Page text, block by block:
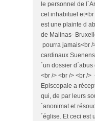
le personnel de
cet inhabituel
est une plainte d
de Malinas-
pourra jamais<br
cardinaux
´un dossier
<br /> <br /> <br />
Episcopale a
qui, de par leurs
´anonimat et
´église. Et ceci est